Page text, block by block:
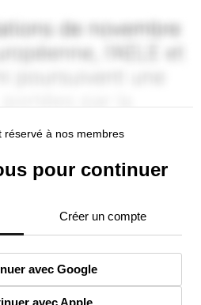
réservé à nos membres
pour continuer
Créer un compte
avec Google
avec Apple